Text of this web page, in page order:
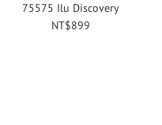
75575 Ilu Discovery
NT$899